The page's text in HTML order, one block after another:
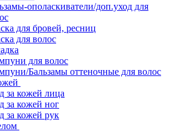
ополаскиватели/доп.уход для
для бровей, ресниц
для волос
для волос
Бальзамы оттеночные для волос
за кожей лица
за кожей ног
за кожей рук